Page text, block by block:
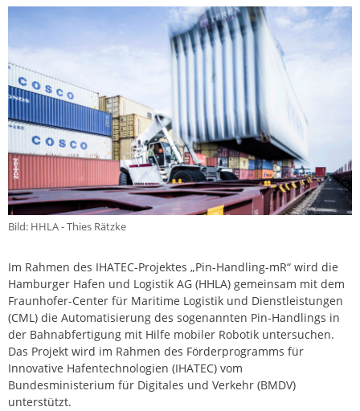
Bild: HHLA - Thies Rätzke
Im Rahmen des IHATEC-Projektes „Pin-Handling-mR“ wird die
Hamburger Hafen und Logistik AG (HHLA) gemeinsam mit dem
Fraunhofer-Center für Maritime Logistik und Dienstleistungen
(CML) die Automatisierung des sogenannten Pin-Handlings in
der Bahnabfertigung mit Hilfe mobiler Robotik untersuchen.
Das Projekt wird im Rahmen des Förderprogramms für
Innovative Hafentechnologien (IHATEC) vom
Bundesministerium für Digitales und Verkehr (BMDV)
unterstützt.